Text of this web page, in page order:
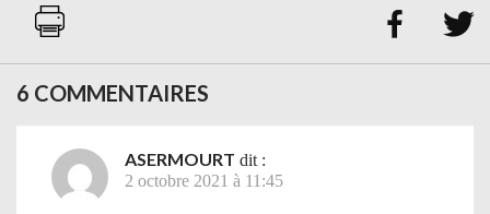
 
6 COMMENTAIRES
ASERMOURT dit :
2 octobre 2021 à 11:45